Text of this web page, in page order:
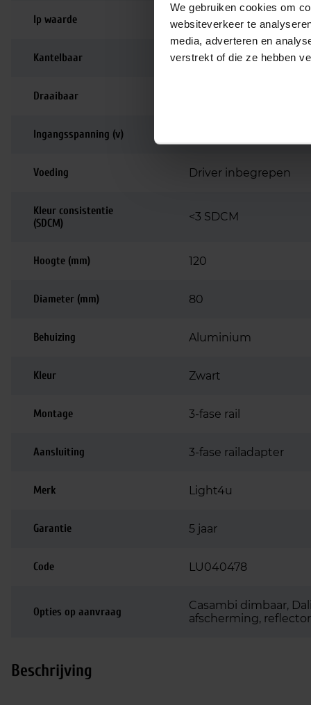
We gebruiken cookies om
websiteverkeer te
media, adverteren en
verstrekt of die ze hebben
Ip waarde IP20
Kantelbaar 350 graden
Draaibaar
Ingangsspanning (v)
Voeding Driver inbegrepen
Kleur consistentie
(SDCM)
<3 SDCM
Hoogte (mm) 120
Diameter (mm) 80
Behuizing Aluminium
Kleur Zwart
Montage 3-fase rail
Aansluiting 3-fase railadapter
Merk Light4u
Garantie 5 jaar
Code LU040478
Opties op aanvraag
Casambi dimbaar,
afscherming, reflector
Beschrijving